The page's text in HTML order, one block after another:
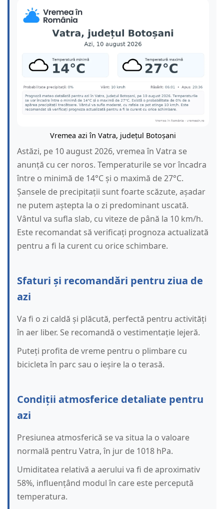
Vremea azi în Vatra, județul Botoșani
Astăzi, pe 10 august 2026, vremea în Vatra se
anunță cu cer noros. Temperaturile se vor încadra
între o minimă de 14°C și o maximă de 27°C.
Șansele de precipitații sunt foarte scăzute, așadar
ne putem aștepta la o zi predominant uscată.
Vântul va sufla slab, cu viteze de până la 10 km/h.
Este recomandat să verificați prognoza actualizată
pentru a fi la curent cu orice schimbare.
Sfaturi și recomandări pentru ziua de
azi
Va fi o zi caldă și plăcută, perfectă pentru activități
în aer liber. Se recomandă o vestimentație lejeră.
Puteți profita de vreme pentru o plimbare cu
bicicleta în parc sau o ieșire la o terasă.
Condiții atmosferice detaliate pentru
azi
Presiunea atmosferică se va situa la o valoare
normală pentru Vatra, în jur de 1018 hPa.
Umiditatea relativă a aerului va fi de aproximativ
58%, influențând modul în care este percepută
temperatura.